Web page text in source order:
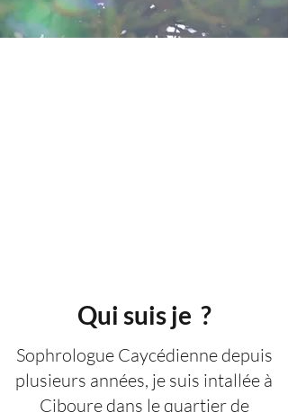
Qui suis je ?
Sophrologue Caycédienne depuis
plusieurs années, je suis intallée à
Ciboure dans le quartier de